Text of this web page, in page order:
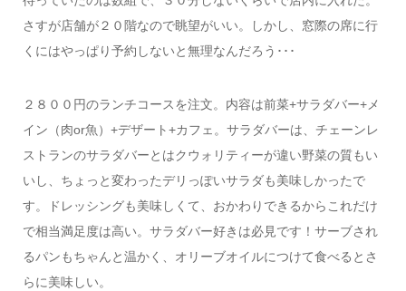
さすが店舗が２０階なので眺望がいい。しかし、窓際の席に行
くにはやっぱり予約しないと無理なんだろう･･･
２８００円のランチコースを注文。内容は前菜+サラダバー+メ
イン（肉or魚）+デザート+カフェ。サラダバーは、チェーンレ
ストランのサラダバーとはクウォリティーが違い野菜の質もい
いし、ちょっと変わったデリっぽいサラダも美味しかったで
す。ドレッシングも美味しくて、おかわりできるからこれだけ
で相当満足度は高い。サラダバー好きは必見です！サーブされ
るパンもちゃんと温かく、オリーブオイルにつけて食べるとさ
らに美味しい。